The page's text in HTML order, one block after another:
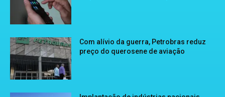
Com alívio da guerra, Petrobras reduz
preço do querosene de aviação